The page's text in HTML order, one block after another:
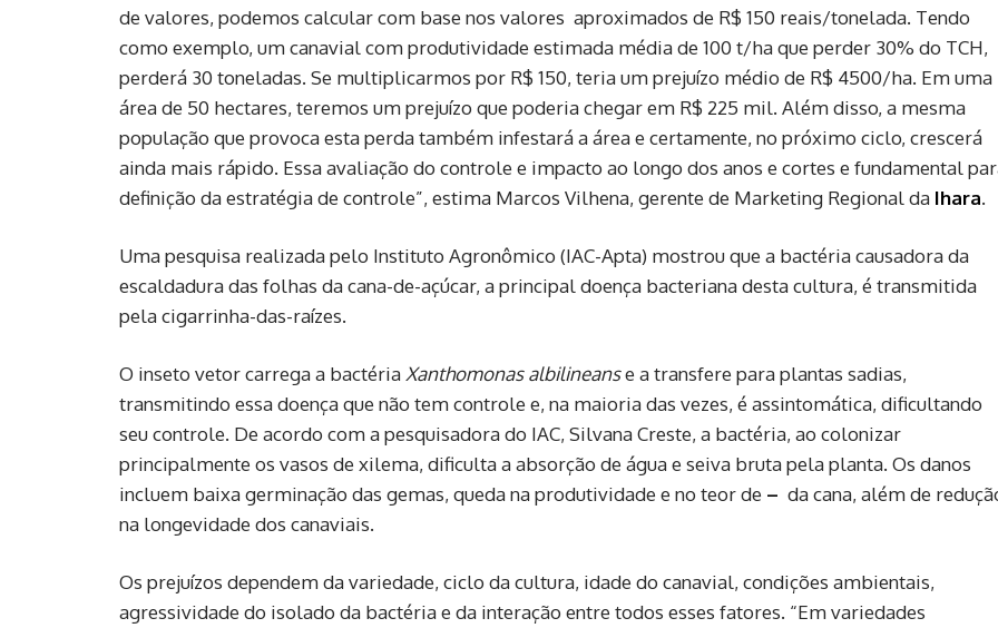
de valores, podemos calcular com base nos valores aproximados de R$ 150 reais/tonelada. Tendo
como exemplo, um canavial com produtividade estimada média de 100 t/ha que perder 30% do TCH,
perderá 30 toneladas. Se multiplicarmos por R$ 150, teria um prejuízo médio de R$ 4500/ha. Em uma
área de 50 hectares, teremos um prejuízo que poderia chegar em R$ 225 mil. Além disso, a mesma
população que provoca esta perda também infestará a área e certamente, no próximo ciclo, crescerá
ainda mais rápido. Essa avaliação do controle e impacto ao longo dos anos e cortes e fundamental
definição da estratégia de controle”, estima Marcos Vilhena, gerente de Marketing Regional da Ihara.
Uma pesquisa realizada pelo Instituto Agronômico (IAC-Apta) mostrou que a bactéria causadora da
escaldadura das folhas da cana-de-açúcar, a principal doença bacteriana desta cultura, é transmitida
pela cigarrinha-das-raízes.
O inseto vetor carrega a bactéria Xanthomonas albilineanse a transfere para plantas sadias,
transmitindo essa doença que não tem controle e, na maioria das vezes, é assintomática, dificultando
seu controle. De acordo com a pesquisadora do IAC, Silvana Creste, a bactéria, ao colonizar
principalmente os vasos de xilema, dificulta a absorção de água e seiva bruta pela planta. Os danos
incluem baixa germinação das gemas, queda na produtividade e no teor de – da cana, além de
na longevidade dos canaviais.
Os prejuízos dependem da variedade, ciclo da cultura, idade do canavial, condições ambientais,
agressividade do isolado da bactéria e da interação entre todos esses fatores. “Em variedades